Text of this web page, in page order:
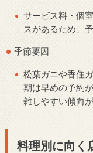
サービス料・個
スがあるため、
季節要因
松葉ガニや香住
期は早めの予約
雑しやすい傾向
料理別に向く